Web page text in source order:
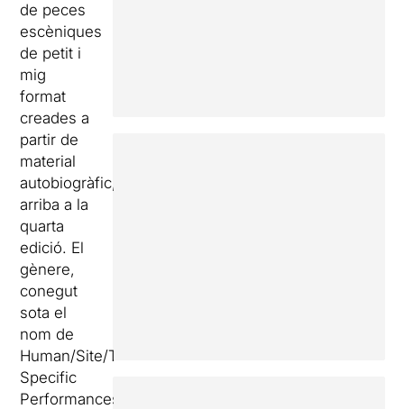
de peces
escèniques
de petit i
mig
format
creades a
partir de
material
autobiogràfic,
arriba a la
quarta
edició. El
gènere,
conegut
sota el
nom de
Human/Site/Time
Specific
Performances,